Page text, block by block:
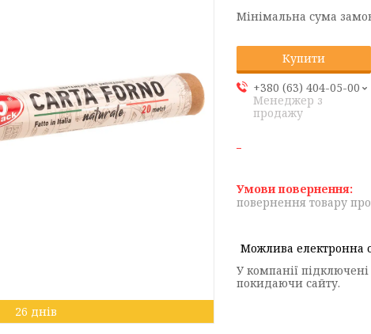
26 днів
Мінімальна сума
Купити
+380 (63) 404-05-00
Менеджер з
продажу
повернення товару
У компанії
покидаючи сайту.